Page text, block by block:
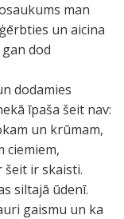
man
un aicina
dod
dodamies
īpaša šeit nav:
un krūmam,
ciemiem,
šeit ir skaisti.
siltajā ūdenī.
gaismu un ka